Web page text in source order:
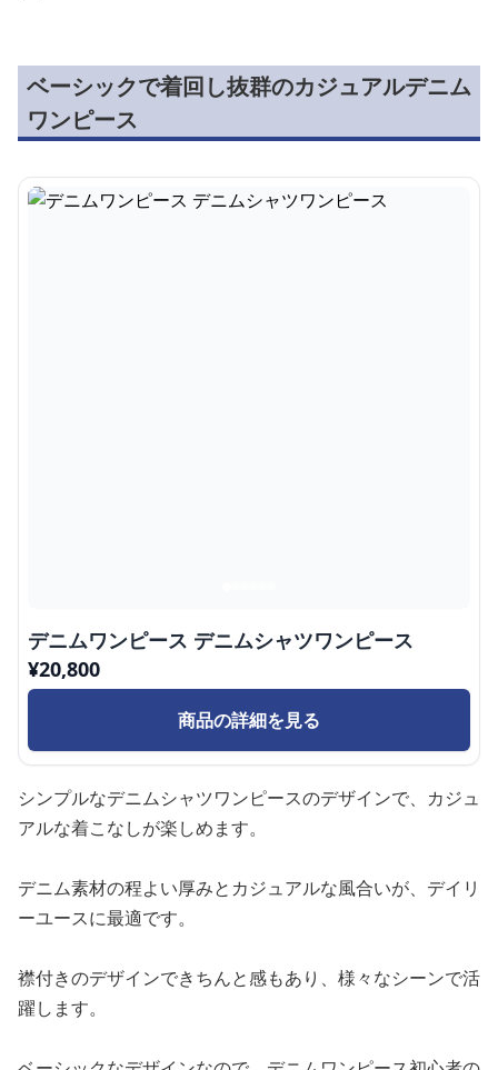
ベーシックで着回し抜群のカジュアルデニム
ワンピース
デニムワンピース デニムシャツワンピース
¥20,800
商品の詳細を見る
シンプルなデニムシャツワンピースのデザインで、カジュ
アルな着こなしが楽しめます。
デニム素材の程よい厚みとカジュアルな風合いが、デイリ
ーユースに最適です。
襟付きのデザインできちんと感もあり、様々なシーンで活
躍します。